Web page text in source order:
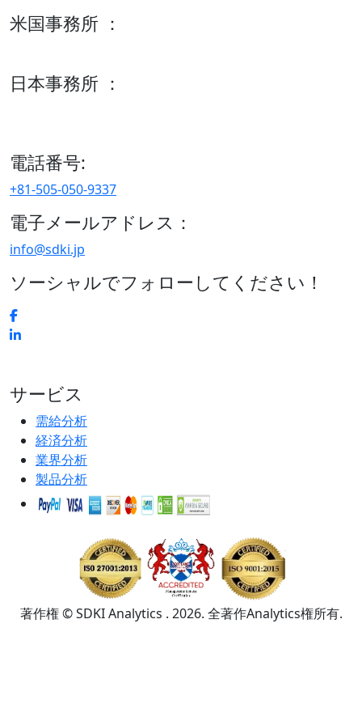
米国事務所 ：
日本事務所 ：
電話番号:
+81-505-050-9337
電子メールアドレス：
info@sdki.jp
ソーシャルでフォローしてください！
サービス
需給分析
経済分析
業界分析
製品分析
著作権 © SDKI Analytics . 2026. 全著作Analytics権所有.